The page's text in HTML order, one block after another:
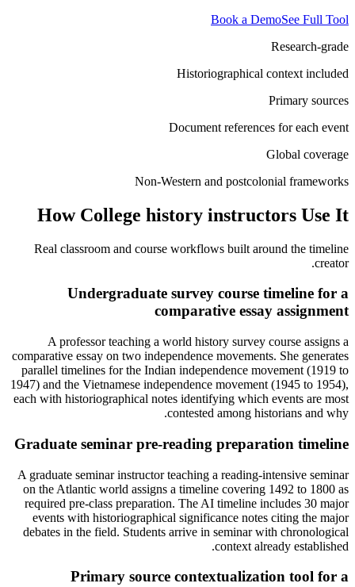
Book a DemoSee Full Tool
Research-grade
Historiographical context included
Primary sources
Document references for each event
Global coverage
Non-Western and postcolonial frameworks
How College history instructors Use It
Real classroom and course workflows built around the timeline
creator.
Undergraduate survey course timeline for a
comparative essay assignment
A professor teaching a world history survey course assigns a
comparative essay on two independence movements. She generates
parallel timelines for the Indian independence movement (1919 to
1947) and the Vietnamese independence movement (1945 to 1954),
each with historiographical notes identifying which events are most
contested among historians and why.
Graduate seminar pre-reading preparation timeline
A graduate seminar instructor teaching a reading-intensive seminar
on the Atlantic world assigns a timeline covering 1492 to 1800 as
required pre-class preparation. The AI timeline includes 30 major
events with historiographical significance notes citing the major
debates in the field. Students arrive in seminar with chronological
context already established.
Primary source contextualization tool for a